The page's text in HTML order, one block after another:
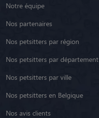
Notre équipe
Nos partenaires
Nos petsitters par région
Nos petsitters par département
Nos petsitters par ville
Nos petsitters en Belgique
Nos avis clients